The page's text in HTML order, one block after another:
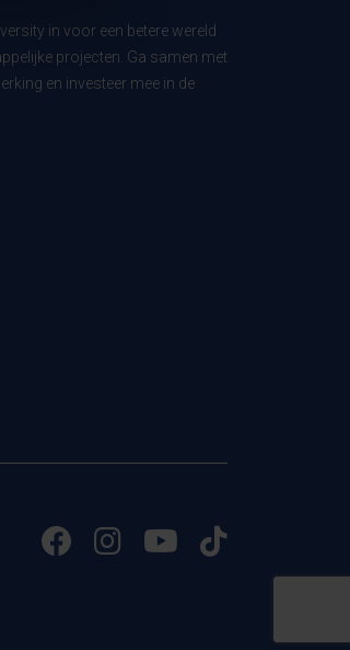
in voor een betere wereld
projecten. Ga samen met
en investeer mee in de